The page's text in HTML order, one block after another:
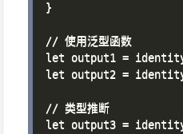
}
// 使用泛型函数
let output1 =
let output2 =
// 类型推断